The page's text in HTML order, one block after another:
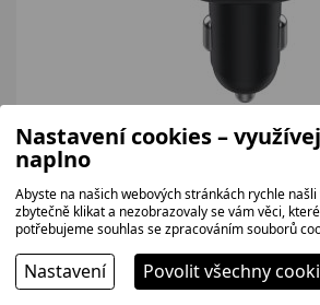
Bluetooth FM modulátor do auta s USB-C
rychlonabíječkou.
412 bez DPH
499 Kč
Nastavení cookies –
naplno
Abyste na našich webových stránkách rychle
zbytečně klikat a nezobrazovaly se vám věci,
potřebujeme souhlas se zpracováním souborů
Nastavení Povolit všechny